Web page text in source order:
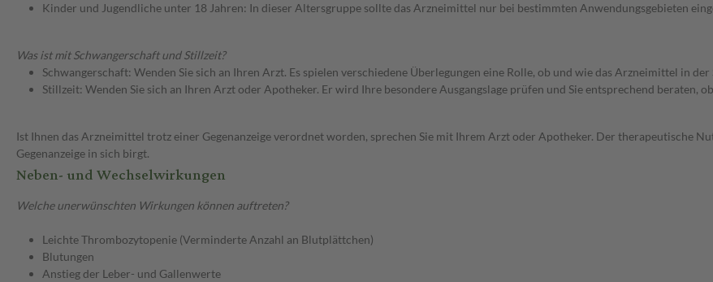
Kinder und Jugendliche unter 18 Jahren: In dieser Altersgruppe sollte das Arzneimittel nur bei bestimmten Anwendungsgebieten
Was ist mit Schwangerschaft und Stillzeit?
Schwangerschaft: Wenden Sie sich an Ihren Arzt. Es spielen verschiedene Überlegungen eine Rolle, ob und wie das Arzneimittel in
Stillzeit: Wenden Sie sich an Ihren Arzt oder Apotheker. Er wird Ihre besondere Ausgangslage prüfen und Sie entsprechend beraten,
Ist Ihnen das Arzneimittel trotz einer Gegenanzeige verordnet worden, sprechen Sie mit Ihrem Arzt oder Apotheker. Der therapeutische
Gegenanzeige in sich birgt.
Neben- und Wechselwirkungen
Welche unerwünschten Wirkungen können auftreten?
Leichte Thrombozytopenie (Verminderte Anzahl an Blutplättchen)
Blutungen
Anstieg der Leber- und Gallenwerte